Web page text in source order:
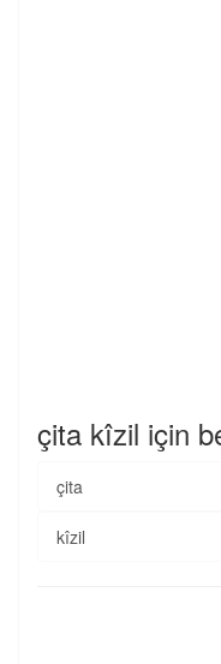
çita kîzil için
çita
kîzil